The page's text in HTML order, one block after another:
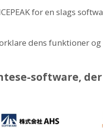
for en slags
dens funktioner og
software,